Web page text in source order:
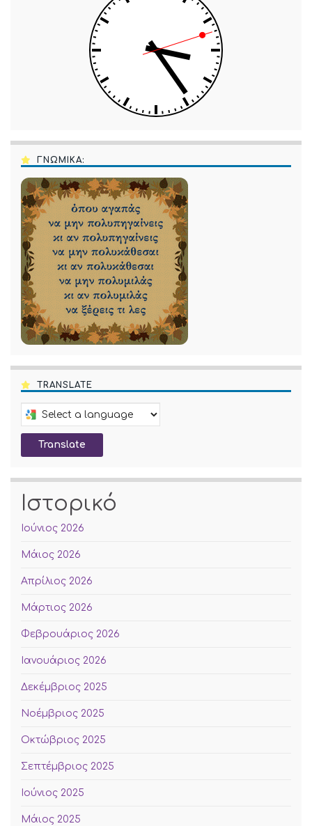
ΓΝΩΜΙΚΑ:
TRANSLATE
Select a language to translate this page
Translate
Ιστορικό
Ιούνιος 2026
Μάιος 2026
Απρίλιος 2026
Μάρτιος 2026
Φεβρουάριος 2026
Ιανουάριος 2026
Δεκέμβριος 2025
Νοέμβριος 2025
Οκτώβριος 2025
Σεπτέμβριος 2025
Ιούνιος 2025
Μάιος 2025